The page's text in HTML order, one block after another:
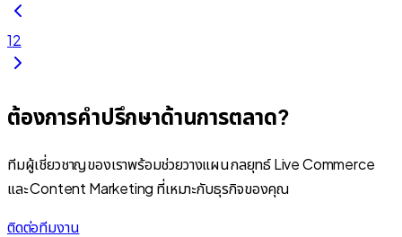
12
ต้องการคำปรึกษาด้านการตลาด?
ทีมผู้เชี่ยวชาญของเราพร้อมช่วยวางแผนกลยุทธ์ Live Commerce
และ Content Marketing ที่เหมาะกับธุรกิจของคุณ
ติดต่อทีมงาน